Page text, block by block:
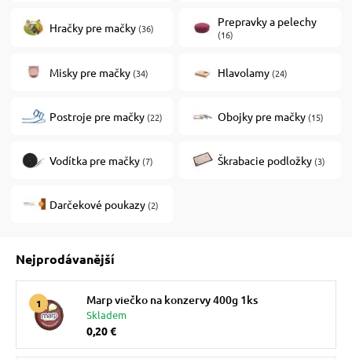
psov
psov
pre psov
Hračky pre mačky(36) Prepravky a pelechy
(16)
Misky pre mačky(34) Hlavolamy(24)
Postroje pre mačky(22) Obojky pre mačky(15)
Vodítka pre mačky(7) Škrabacie podložky(3)
Darčekové poukazy(2)
Nejprodávanější
Marp viečko na konzervy 400g 1ks
Skladem
0,20 €